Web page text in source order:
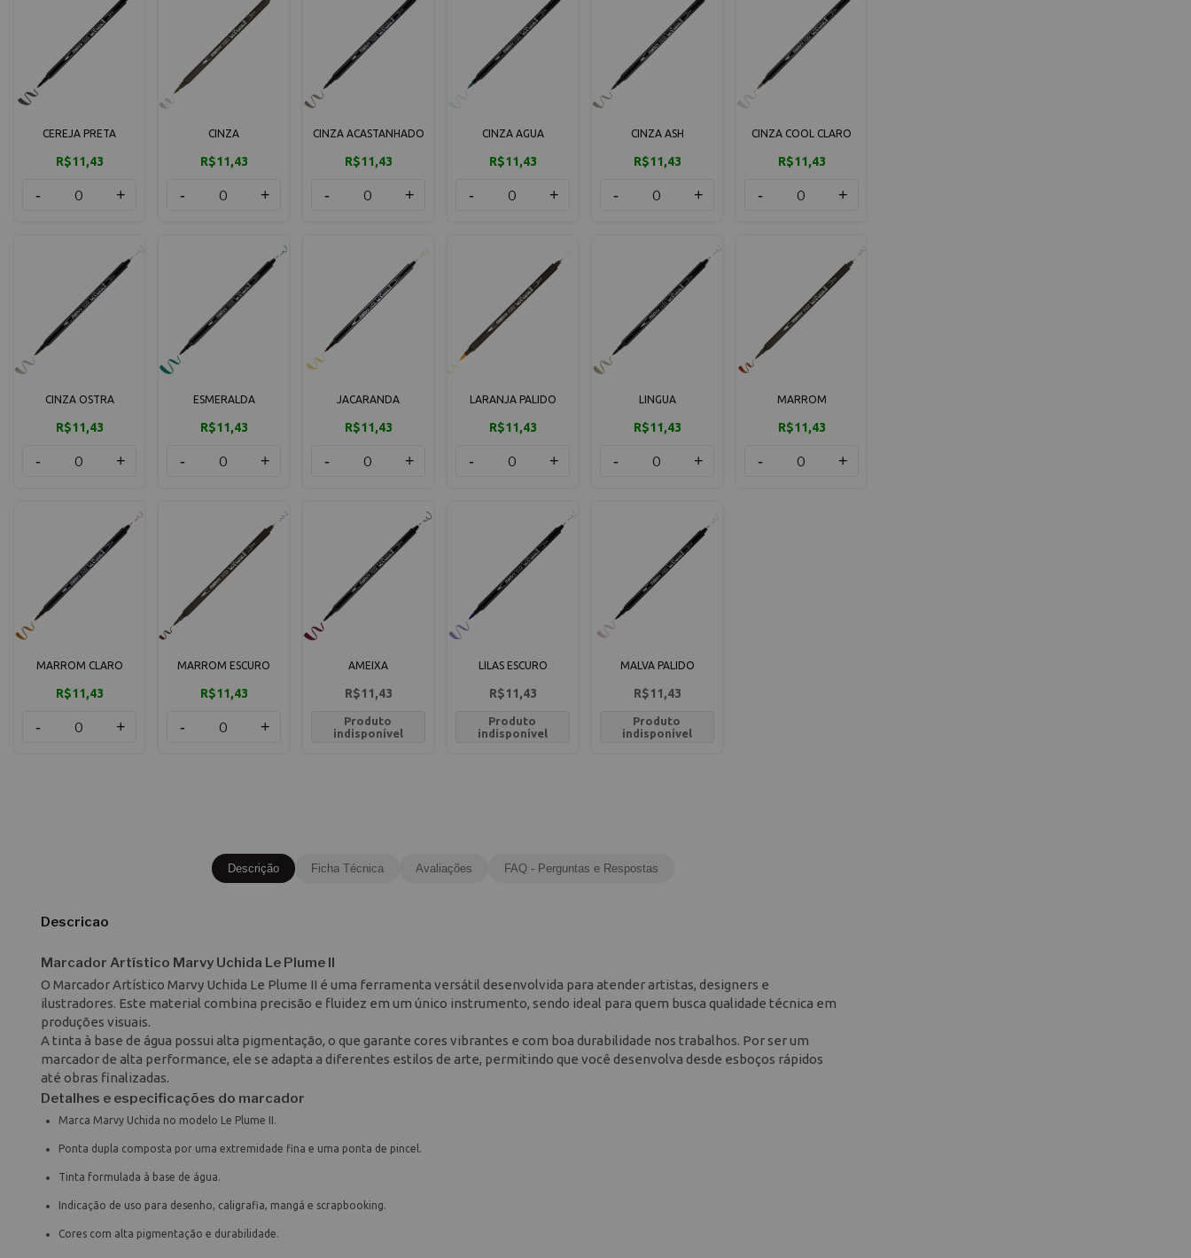
CEREJA PRETA
R$11,43
- +
CINZA
R$11,43
- +
CINZA ACASTANHADO
R$11,43
- +
CINZA AGUA
R$11,43
- +
CINZA ASH
R$11,43
- +
CINZA COOL CLARO
R$11,43
- +
CINZA OSTRA
R$11,43
- +
ESMERALDA
R$11,43
- +
JACARANDA
R$11,43
- +
LARANJA PALIDO
R$11,43
- +
LINGUA
R$11,43
- +
MARROM
R$11,43
- +
MARROM CLARO
R$11,43
- +
MARROM ESCURO
R$11,43
- +
AMEIXA
R$11,43
Produto
indisponível
LILAS ESCURO
R$11,43
Produto
indisponível
MALVA PALIDO
R$11,43
Produto
indisponível
Descrição Ficha Técnica Avaliações FAQ - Perguntas e Respostas
Descricao
Marcador Artístico Marvy Uchida Le Plume II
O Marcador Artístico Marvy Uchida Le Plume II é uma ferramenta versátil desenvolvida para atender artistas, designers e
ilustradores. Este material combina precisão e fluidez em um único instrumento, sendo ideal para quem busca qualidade técnica em
produções visuais.
A tinta à base de água possui alta pigmentação, o que garante cores vibrantes e com boa durabilidade nos trabalhos. Por ser um
marcador de alta performance, ele se adapta a diferentes estilos de arte, permitindo que você desenvolva desde esboços rápidos
até obras finalizadas.
Detalhes e especificações do marcador
Marca Marvy Uchida no modelo Le Plume II.
Ponta dupla composta por uma extremidade fina e uma ponta de pincel.
Tinta formulada à base de água.
Indicação de uso para desenho, caligrafia, mangá e scrapbooking.
Cores com alta pigmentação e durabilidade.